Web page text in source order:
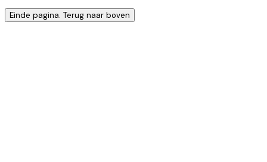
Einde pagina. Terug naar boven